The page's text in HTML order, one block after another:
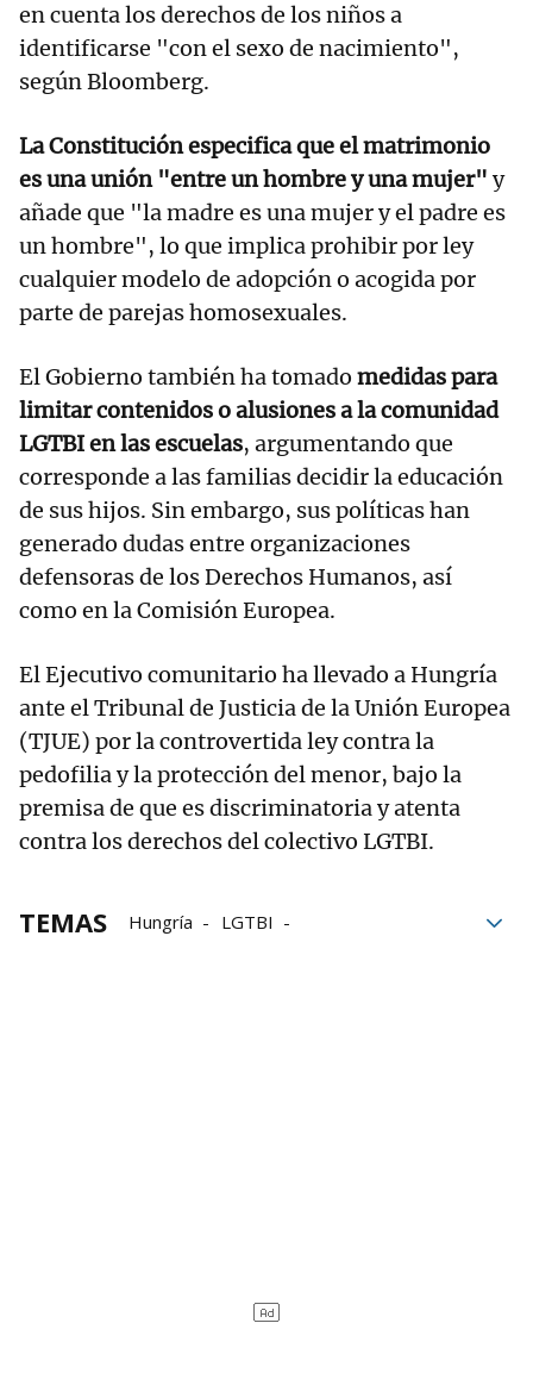
en cuenta los derechos de los niños a
identificarse "con el sexo de nacimiento",
según Bloomberg.
La Constitución especifica que el matrimonio
es una unión "entre un hombre y una mujer" y
añade que "la madre es una mujer y el padre es
un hombre", lo que implica prohibir por ley
cualquier modelo de adopción o acogida por
parte de parejas homosexuales.
El Gobierno también ha tomado medidas para
limitar contenidos o alusiones a la comunidad
LGTBI en las escuelas, argumentando que
corresponde a las familias decidir la educación
de sus hijos. Sin embargo, sus políticas han
generado dudas entre organizaciones
defensoras de los Derechos Humanos, así
como en la Comisión Europea.
El Ejecutivo comunitario ha llevado a Hungría
ante el Tribunal de Justicia de la Unión Europea
(TJUE) por la controvertida ley contra la
pedofilia y la protección del menor, bajo la
premisa de que es discriminatoria y atenta
contra los derechos del colectivo LGTBI.
TEMAS Hungría
LGTBI